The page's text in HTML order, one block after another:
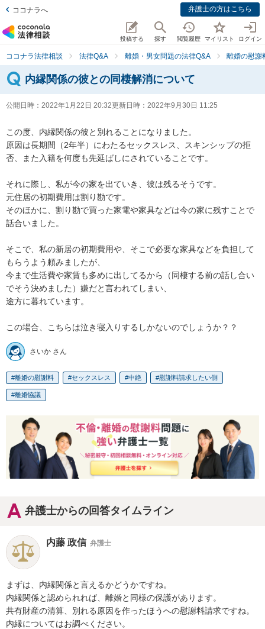
ココナラへ 弁護士の方はこちら
投稿する 探す 閲覧履歴 マイリスト ログイン
ココナラ法律相談 法律Q&A 離婚・男女問題の法律Q&A 離婚の慰謝
内縁関係の彼との同棲解消について
公開日時： 2022年1月22日 20:32更新日時： 2022年9月30日 11:25
この度、内縁関係の彼と別れることになりました。
原因は長期間（2年半）にわたるセックスレス、スキンシップの拒
否、また入籍を何度も先延ばしにされていることです。
それに際し、私が今の家を出ていき、彼は残るそうです。
元住居の初期費用は割り勘です。
そのほかに、割り勘で買った家電や家具などは今の家に残すことで
話合いました。
そこで、私の新居の初期費用や、そこで必要な家具などを負担して
もらうよう頼みましたが、
今まで生活費や家賃も多めに出してるから（同棲する前の話し合い
でそう決めました）嫌だと言われてしまい、
途方に暮れています。
この場合、こちらは泣き寝入りするしかないのでしょうか？？
さいか さん
離婚の慰謝料 セックスレス 中絶 慰謝料請求したい側
離婚協議
弁護士からの回答タイムライン
内藤 政信 弁護士
まずは、内縁関係と言えるかどうかですね。
内縁関係と認められれば、離婚と同様の保護があります。
共有財産の清算、別れる原因を作ったほうへの慰謝料請求ですね。
内縁についてはお調べください。